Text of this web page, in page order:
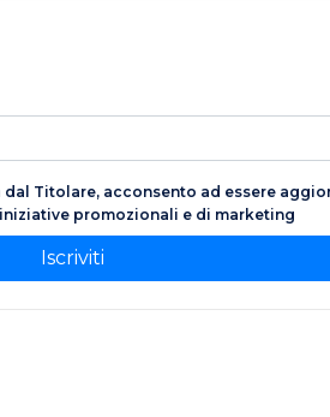
dal Titolare, acconsento ad essere
promozionali e di marketing
Iscriviti